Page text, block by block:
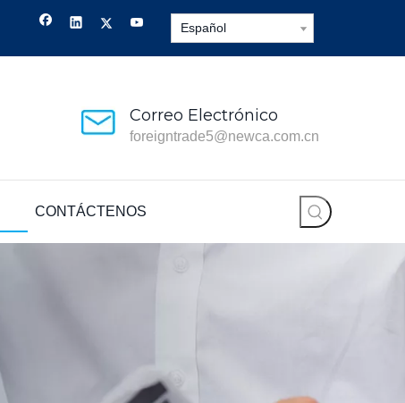
Español
Correo Electrónico
foreigntrade5@newca.com.cn
CONTÁCTENOS